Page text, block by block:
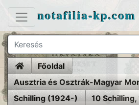
notafilia-kp.com
HomeFőoldal
Ausztria és Osztrák-Magyar
Schilling (1924-)
10